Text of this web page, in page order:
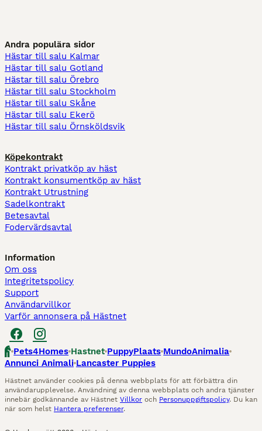
Andra populära sidor
Hästar till salu Kalmar
Hästar till salu Gotland
Hästar till salu Örebro
Hästar till salu Stockholm
Hästar till salu Skåne
Hästar till salu Ekerö
Hästar till salu Örnsköldsvik
Köpekontrakt
Kontrakt privatköp av häst
Kontrakt konsumentköp av häst
Kontrakt Utrustning
Sadelkontrakt
Betesavtal
Fodervärdsavtal
Information
Om oss
Integritetspolicy
Support
Användarvillkor
Varför annonsera på Hästnet
Pets4Homes Hastnet PuppyPlaats MundoAnimalia
Annunci Animali Lancaster Puppies
Hästnet använder cookies på denna webbplats för att förbättra din
användarupplevelse. Användning av denna webbplats och andra tjänster
innebär godkännande av Hästnet Villkor och Personuppgiftspolicy. Du kan
när som helst Hantera preferenser.